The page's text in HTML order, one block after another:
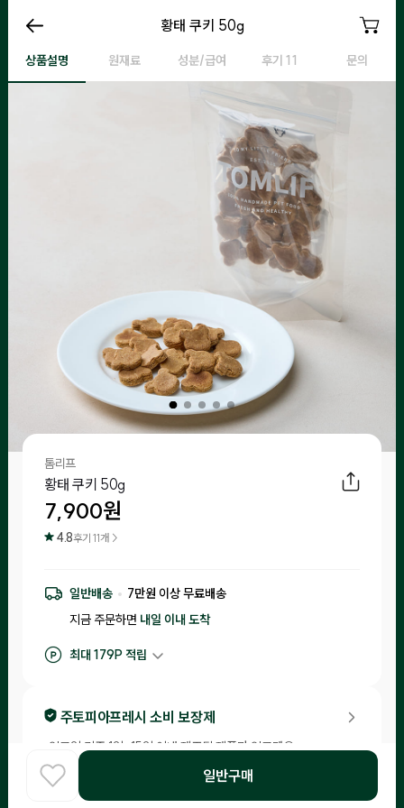
황태 쿠키 50g
황태 쿠키 50g
상품설명 원재료 성분/급여 후기 11 문의
황태 쿠키 50g
톰리프
황태 쿠키 50g
7,900원
4.8후기 11개 >
일반배송 7만원 이상 무료배송
지금 주문하면 내일 이내 도착
최대179P 적립
주토피아프레시 소비 보장제
입고일 기준 1일-15일 이내 제조된 제품만 입고돼요.
• 소비기한이 20일 이내 남은 제품은 체험을 신청한 고객님들께 랜
덤으로 배송해드리니 편하게 급여해 보세요!
홈
일반구매